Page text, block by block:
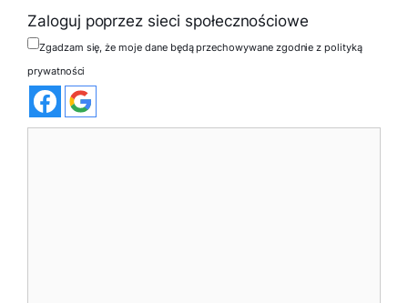
Zaloguj poprzez sieci społecznościowe
Zgadzam się, że moje dane będą przechowywane zgodnie z polityką
prywatności